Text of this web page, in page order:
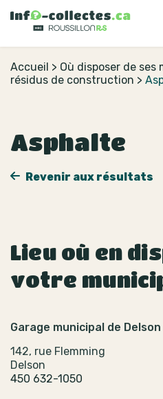
Accueil > Où disposer de ses
résidus de construction >
Asphalte
Revenir aux résultats
Lieu où en
votre
Garage municipal de Delson
142, rue Flemming
Delson
450 632-1050